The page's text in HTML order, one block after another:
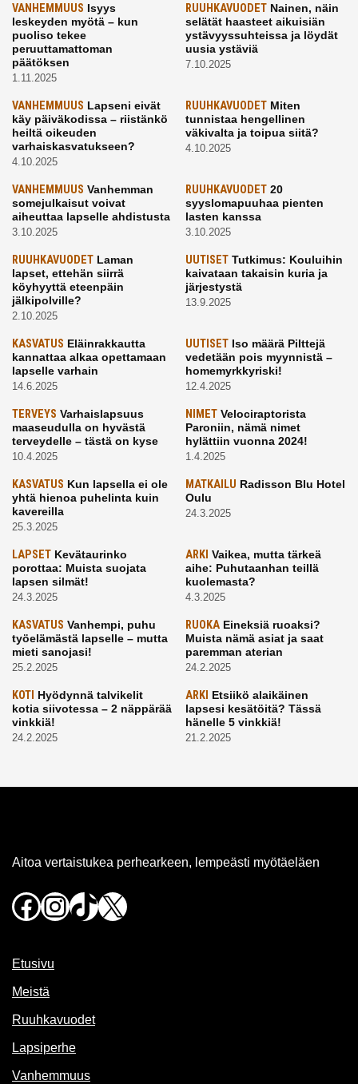
VANHEMMUUS Isyys
leskeyden myötä – kun
puoliso tekee
peruuttamattoman
päätöksen
1.11.2025
RUUHKAVUODETNainen, näin
selätät haasteet aikuisiän
ystävyyssuhteissa ja löydät
uusia ystäviä
7.10.2025
VANHEMMUUS Lapseni eivät
käy päiväkodissa – riistänkö
heiltä oikeuden
varhaiskasvatukseen?
4.10.2025
RUUHKAVUODETMiten
tunnistaa hengellinen
väkivalta ja toipua siitä?
4.10.2025
VANHEMMUUS Vanhemman
somejulkaisut voivat
aiheuttaa lapselle ahdistusta
3.10.2025
RUUHKAVUODET20
syyslomapuuhaa pienten
lasten kanssa
3.10.2025
RUUHKAVUODET Laman
lapset, ettehän siirrä
köyhyyttä eteenpäin
jälkipolville?
2.10.2025
UUTISETTutkimus: Kouluihin
kaivataan takaisin kuria ja
järjestystä
13.9.2025
KASVATUS Eläinrakkautta
kannattaa alkaa opettamaan
lapselle varhain
14.6.2025
UUTISETIso määrä Pilttejä
vedetään pois myynnistä –
homemyrkkyriski!
12.4.2025
TERVEYS Varhaislapsuus
maaseudulla on hyvästä
terveydelle – tästä on kyse
10.4.2025
NIMETVelociraptorista
Paroniin, nämä nimet
hylättiin vuonna 2024!
1.4.2025
KASVATUS Kun lapsella ei ole
yhtä hienoa puhelinta kuin
kavereilla
25.3.2025
MATKAILU Radisson Blu Hotel
Oulu
24.3.2025
LAPSET Kevätaurinko
porottaa: Muista suojata
lapsen silmät!
24.3.2025
ARKI Vaikea, mutta tärkeä
aihe: Puhutaanhan teillä
kuolemasta?
4.3.2025
KASVATUS Vanhempi, puhu
työelämästä lapselle – mutta
mieti sanojasi!
25.2.2025
RUOKAEineksiä ruoaksi?
Muista nämä asiat ja saat
paremman aterian
24.2.2025
KOTI Hyödynnä talvikelit
kotia siivotessa – 2 näppärää
vinkkiä!
24.2.2025
ARKI Etsiikö alaikäinen
lapsesi kesätöitä? Tässä
hänelle 5 vinkkiä!
21.2.2025
Aitoa vertaistukea perhearkeen, lempeästi myötäeläen
Facebook
Instagram
TikTok
X
Etusivu
Meistä
Ruuhkavuodet
Lapsiperhe
Vanhemmuus